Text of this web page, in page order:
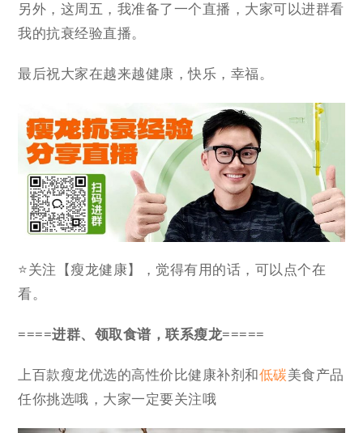
另外，这周五，我准备了一个直播，大家可以进群看
我的抗衰经验直播。
最后祝大家在越来越健康，快乐，幸福。
⭐关注【瘦龙健康】，觉得有用的话，可以点个在
看。
====进群、领取食谱，联系瘦龙=====
上百款瘦龙优选的高性价比健康补剂和低碳美食产品
任你挑选哦，大家一定要关注哦